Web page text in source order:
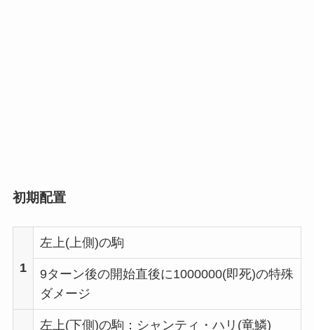
初期配置
1
左上(上側)の駒
9ターン後の開始直後に1000000(即死)の特殊
ダメージ
左上(下側)の駒：シャンティ・ハリ(竜鱗)